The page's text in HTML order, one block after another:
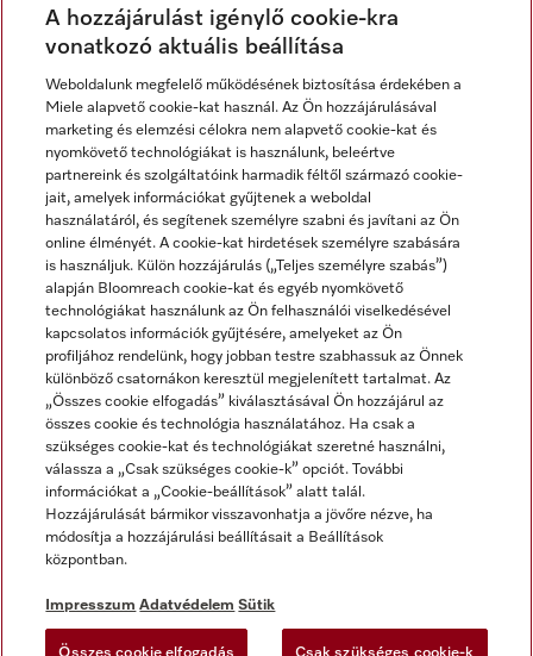
Hírlevél
Impresszum
ÁSZF
Adatvédelem
Felhasználási feltételek
Akadálymentességi Nyilatkozat
Digitális Szolgáltatásokról szóló törvény
Miele a YouTube-on
Miele a Facebookon
Miele az Instagramon
A hozzájárulást igénylő cookie-kra
vonatkozó aktuális beállítása
Weboldalunk megfelelő működésének biztosítása érdekében a
Miele alapvető cookie-kat használ. Az Ön hozzájárulásával
marketing és elemzési célokra nem alapvető cookie-kat és
nyomkövető technológiákat is használunk, beleértve
partnereink és szolgáltatóink harmadik féltől származó cookie-
jait, amelyek információkat gyűjtenek a weboldal
használatáról, és segítenek személyre szabni és javítani az Ön
online élményét. A cookie-kat hirdetések személyre szabására
is használjuk. Külön hozzájárulás („Teljes személyre szabás”)
alapján Bloomreach cookie-kat és egyéb nyomkövető
technológiákat használunk az Ön felhasználói viselkedésével
kapcsolatos információk gyűjtésére, amelyeket az Ön
profiljához rendelünk, hogy jobban testre szabhassuk az Önnek
különböző csatornákon keresztül megjelenített tartalmat. Az
„Összes cookie elfogadás” kiválasztásával Ön hozzájárul az
összes cookie és technológia használatához. Ha csak a
szükséges cookie-kat és technológiákat szeretné használni,
válassza a „Csak szükséges cookie-k” opciót. További
információkat a „Cookie-beállítások” alatt talál.
Hozzájárulását bármikor visszavonhatja a jövőre nézve, ha
módosítja a hozzájárulási beállításait a Beállítások
központban.
Impresszum Adatvédelem Sütik